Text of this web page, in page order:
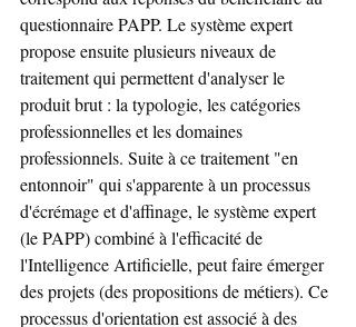
questionnaire PAPP. Le système expert
propose ensuite plusieurs niveaux de
traitement qui permettent d'analyser le
produit brut : la typologie, les catégories
professionnelles et les domaines
professionnels. Suite à ce traitement "en
entonnoir" qui s'apparente à un processus
d'écrémage et d'affinage, le système expert
(le PAPP) combiné à l'efficacité de
l'Intelligence Artificielle, peut faire émerger
des projets (des propositions de métiers). Ce
processus d'orientation est associé à des